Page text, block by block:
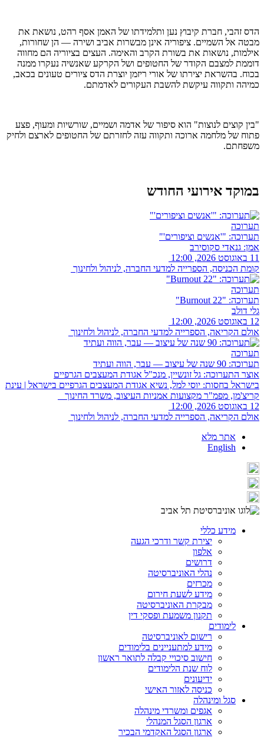
הדס זהבי, חברת קיבוץ נען ותלמידתו של האמן אסף רהט, נושאת את
מבטה אל השמיים. ציפוריה אינן מבשרות אביב ושירה — הן שחורות,
אילמות, נושאות את בשורת הקרב והאימה. העצים בציוריה הם מחווה
דוממת למצבם הקודר של החטופים ושל הקרקע שאנשיה נעקרו ממנה
בכוח. בהשראת יצירתו של אורי ריזמן יוצרת הדס ציורים טעונים בכאב,
כמיהה ותקווה עיקשת להשבת העקורים לאדמתם.
"בין קוצים לנוצות" הוא סיפור של אדמה ושמיים, שורשיות ומעוף, פצע
פתוח של מלחמה ארוכה ותקווה עזה לחזרתם של החטופים לארצם ולחיק
משפחתם.
במוקד אירועי החודש
תערוכה
תערוכה: "'אנשים וציפורים'"
אמן: גנאדי סקוסירב
11 באוגוסט 2026, 12:00
קומת הכניסה, הספרייה למדעי החברה, לניהול ולחינוך
תערוכה
תערוכה: "Burnout 22"
גלי דולב
12 באוגוסט 2026, 12:00
אולם הקריאה, הספרייה למדעי החברה, לניהול ולחינוך
תערוכה
תערוכה: 90 שנה של עיצוב — עבר, הווה ועתיד
אוצר התערוכה: גל זונשיין, מנכ"ל אגודת המעצבים הגרפיים
בישראל בחסות: יוסי למל, נשיא אגודת המעצבים הגרפיים בישראל | עינת
קריצ'מן, מפמ"ר מקצועות אמניות העיצוב, משרד החינוך
12 באוגוסט 2026, 12:00
אולם הקריאה, הספרייה למדעי החברה, לניהול ולחינוך
אתר מלא
English
מידע כללי
יצירת קשר ודרכי הגעה
אלפון
דרושים
נהלי האוניברסיטה
מכרזים
מידע לשעת חירום
מבקרת האוניברסיטה
תקנון משמעת ופסקי דין
לימודים
רישום לאוניברסיטה
מידע למתעניינים בלימודים
חישוב סיכויי קבלה לתואר ראשון
לוח שנת הלימודים
ידיעונים
כניסה לאזור האישי
סגל ומינהלה
אגפים ומשרדי מינהלה
ארגון הסגל המנהלי
ארגון הסגל האקדמי הבכיר